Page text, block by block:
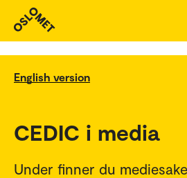
English version
CEDIC i media
Under finner du